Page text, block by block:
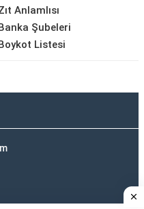
Anlamlısı
Şubeleri
Listesi